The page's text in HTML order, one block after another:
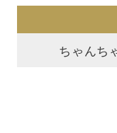
ちゃんち